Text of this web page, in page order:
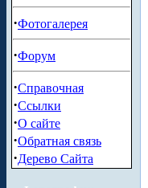
·Фотогалерея
·Форум
·Справочная
·Ссылки
·О сайте
·Обратная связь
·Дерево Сайта